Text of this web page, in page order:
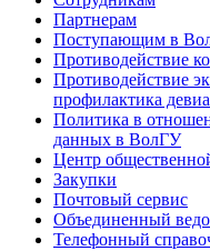
Партнерам
Поступающим в
Противодействие
Противодействие
профилактика
Политика в
данных в ВолГУ
Центр
Закупки
Почтовый сервис
Объединенный
Телефонный